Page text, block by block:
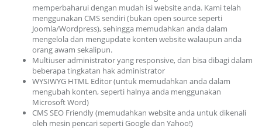
memperbaharui dengan mudah isi website anda. Kami telah
menggunakan CMS sendiri (bukan open source seperti
Joomla/Wordpress), sehingga memudahkan anda dalam
mengelola dan mengupdate konten website walaupun anda
orang awam sekalipun.
Multiuser administrator yang responsive, dan bisa dibagi dalam
beberapa tingkatan hak administrator
WYSIWYG HTML Editor (untuk memudahkan anda dalam
mengubah konten, seperti halnya anda menggunakan
Microsoft Word)
CMS SEO Friendly (memudahkan website anda untuk dikenali
oleh mesin pencari seperti Google dan Yahoo!)